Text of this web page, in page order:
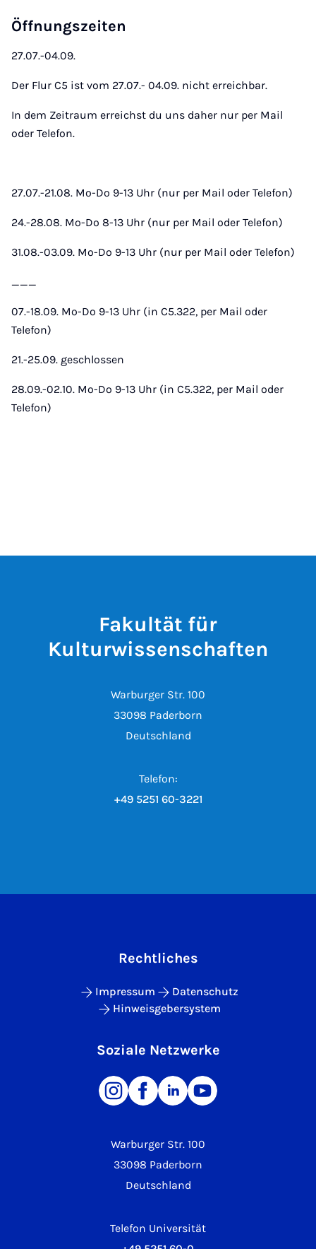
Öffnungszeiten
27.07.-04.09.
Der Flur C5 ist vom 27.07.- 04.09. nicht erreichbar.
In dem Zeitraum erreichst du uns daher nur per Mail
oder Telefon.
27.07.-21.08. Mo-Do 9-13 Uhr (nur per Mail oder Telefon)
24.-28.08. Mo-Do 8-13 Uhr (nur per Mail oder Telefon)
31.08.-03.09. Mo-Do 9-13 Uhr (nur per Mail oder Telefon)
___
07.-18.09. Mo-Do 9-13 Uhr (in C5.322, per Mail oder
Telefon)
21.-25.09. geschlossen
28.09.-02.10. Mo-Do 9-13 Uhr (in C5.322, per Mail oder
Telefon)
Fakultät für
Kulturwissenschaften
Warburger Str. 100
33098 Paderborn
Deutschland
Telefon:
+49 5251 60-3221
Warburger Str. 100
33098 Paderborn
Deutschland
Telefon Universität
Rechtliches
Impressum
Datenschutz
Hinweisgebersystem
Soziale Netzwerke